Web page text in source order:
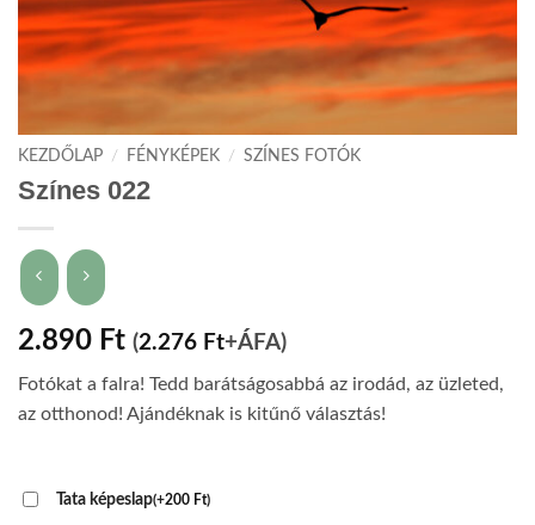
KEZDŐLAP / FÉNYKÉPEK / SZÍNES FOTÓK
Színes 022
2.890 Ft (2.276 Ft+ÁFA)
Fotókat a falra! Tedd barátságosabbá az irodád, az üzleted,
az otthonod! Ajándéknak is kitűnő választás!
Tata képeslap(+200 Ft)